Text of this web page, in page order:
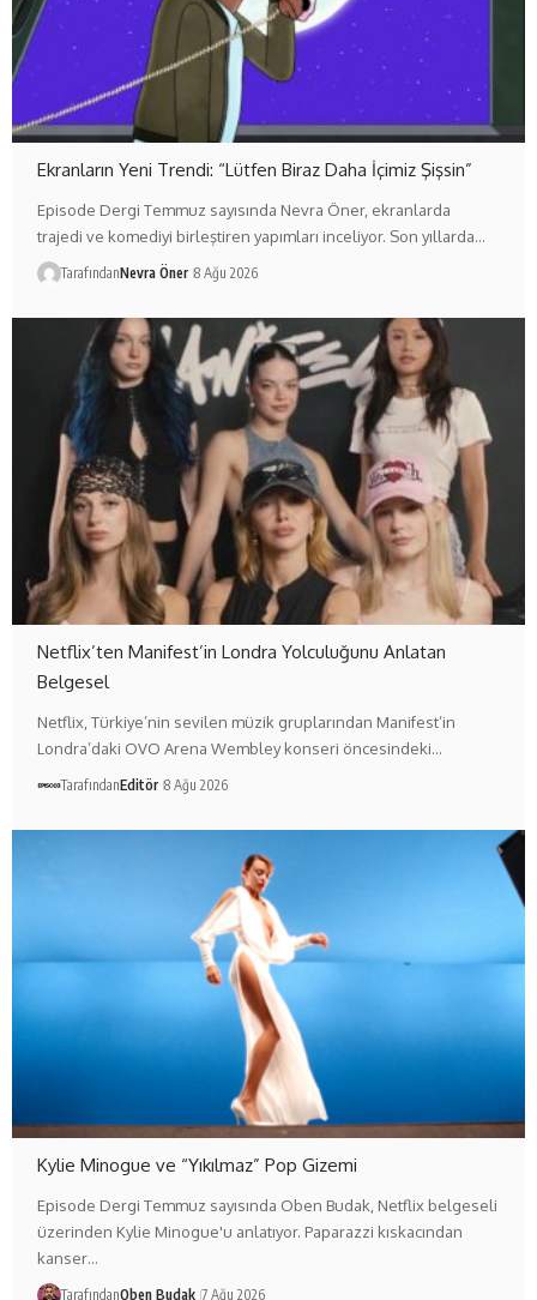
Ekranların Yeni Trendi: “Lütfen Biraz Daha İçimiz Şişsin”
Episode Dergi Temmuz sayısında Nevra Öner, ekranlarda
trajedi ve komediyi birleştiren yapımları inceliyor. Son yıllarda…
TarafındanNevra Öner 8 Ağu 2026
Netflix’ten Manifest’in Londra Yolculuğunu Anlatan
Belgesel
Netflix, Türkiye’nin sevilen müzik gruplarından Manifest’in
Londra’daki OVO Arena Wembley konseri öncesindeki…
TarafındanEditör 8 Ağu 2026
Kylie Minogue ve “Yıkılmaz” Pop Gizemi
Episode Dergi Temmuz sayısında Oben Budak, Netflix belgeseli
üzerinden Kylie Minogue'u anlatıyor. Paparazzi kıskacından
kanser…
TarafındanOben Budak 7 Ağu 2026